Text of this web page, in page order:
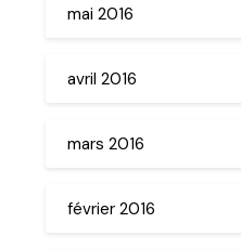
mai 2016
avril 2016
mars 2016
février 2016